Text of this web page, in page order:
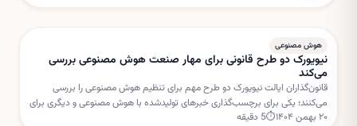
هوش مصنوعی
نیویورک دو طرح قانونی برای مهار صنعت هوش مصنوعی بررسی
می‌کند
قانون‌گذاران ایالت نیویورک دو طرح مهم برای تنظیم هوش مصنوعی را بررسی
می‌کنند؛ یکی برای برچسب‌گذاری خبرهای تولیدشده با هوش مصنوعی و دیگری برای
تعلیق مجوز ساخت مراکز داده جدید.
۲۰ بهمن ۱۴۰۴ ⏱
5 دقیقه